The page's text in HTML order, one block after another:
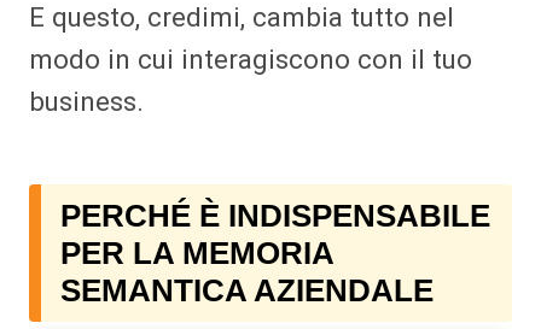
E questo, credimi, cambia tutto nel
modo in cui interagiscono con il tuo
business.
PERCHÉ È INDISPENSABILE
PER LA MEMORIA
SEMANTICA AZIENDALE